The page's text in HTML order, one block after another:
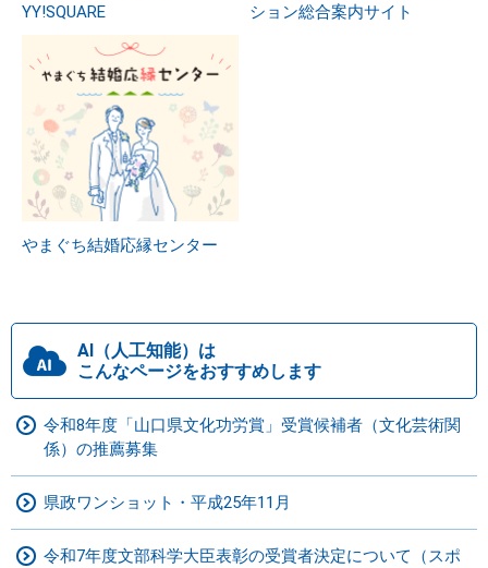
YY!SQUARE
ション総合案内サイト
やまぐち結婚応縁センター
AI（人工知能）は
こんなページをおすすめします
令和8年度「山口県文化功労賞」受賞候補者（文化芸術関
係）の推薦募集
県政ワンショット・平成25年11月
令和7年度文部科学大臣表彰の受賞者決定について（スポ